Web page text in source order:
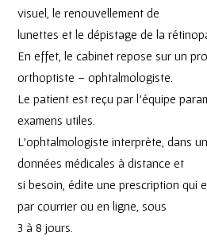
visuel, le renouvellement de
lunettes et le dépistage de la
En effet, le cabinet repose sur un
orthoptiste – ophtalmologiste.
Le patient est reçu par l’équipe
examens utiles.
L’ophtalmologiste interprète, dans
données médicales à distance et
si besoin, édite une prescription qui
par courrier ou en ligne, sous
3 à 8 jours.